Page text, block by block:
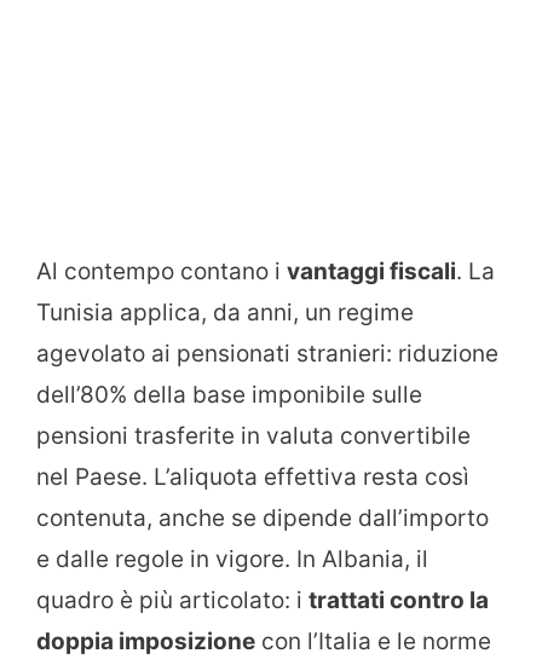
Al contempo contano i vantaggi fiscali. La
Tunisia applica, da anni, un regime
agevolato ai pensionati stranieri: riduzione
dell’80% della base imponibile sulle
pensioni trasferite in valuta convertibile
nel Paese. L’aliquota effettiva resta così
contenuta, anche se dipende dall’importo
e dalle regole in vigore. In Albania, il
quadro è più articolato: i trattati contro la
doppia imposizione con l’Italia e le norme